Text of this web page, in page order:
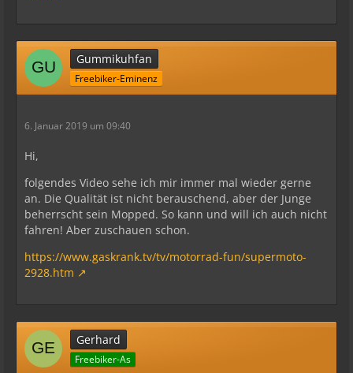
Gummikuhfan
Freebiker-Eminenz
6. Januar 2019 um 09:40
Hi,
folgendes Video sehe ich mir immer mal wieder gerne
an. Die Qualität ist nicht berauschend, aber der Junge
beherrscht sein Mopped. So kann und will ich auch nicht
fahren! Aber zuschauen schon.
https://www.gaskrank.tv/tv/motorrad-fun/supermoto-
2928.htm
Gerhard
Freebiker-As